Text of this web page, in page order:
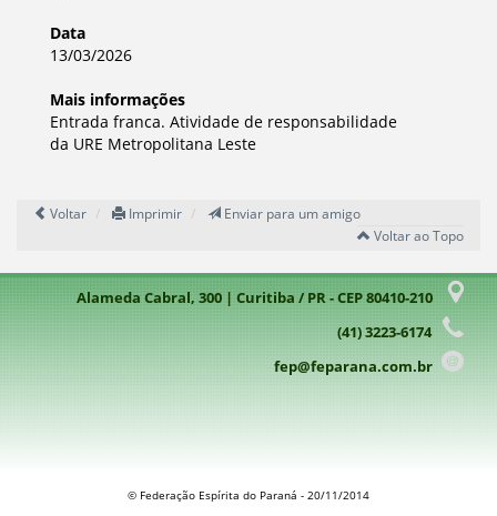
Data
13/03/2026
Mais informações
Entrada franca. Atividade de responsabilidade
da URE Metropolitana Leste
Voltar Imprimir
Enviar para um amigo
Voltar ao Topo
Alameda Cabral, 300 | Curitiba / PR - CEP 80410-210
(41) 3223-6174
fep@feparana.com.br
© Federação Espírita do Paraná - 20/11/2014